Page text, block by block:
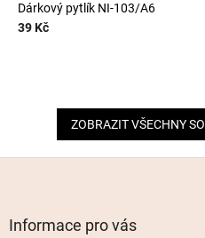
Dárkový pytlík NI-103/A6
39 Kč
ZOBRAZIT VŠECHNY
Informace pro vás